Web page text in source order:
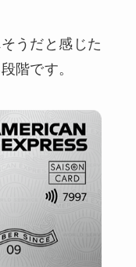
うだと感じた
階です。